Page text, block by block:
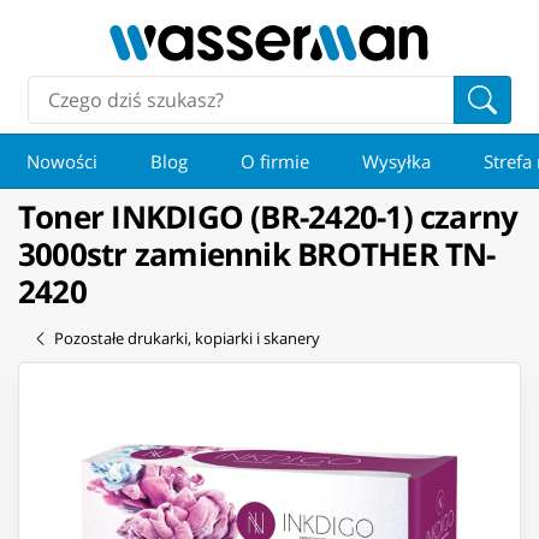
Nowości Blog O firmie Wysyłka Strefa
Toner INKDIGO (BR-2420-1) czarny
3000str zamiennik BROTHER TN-
2420
Pozostałe drukarki, kopiarki i skanery